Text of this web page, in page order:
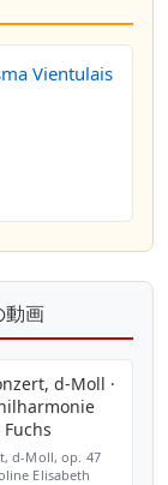
Vientulais
動画
d-Moll ·
d-Moll, op. 47
Elisabeth